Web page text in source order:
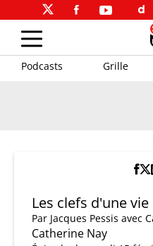
Podcasts Grille
Les clefs d'une vie
Par Jacques Pessis avec
Catherine Nay